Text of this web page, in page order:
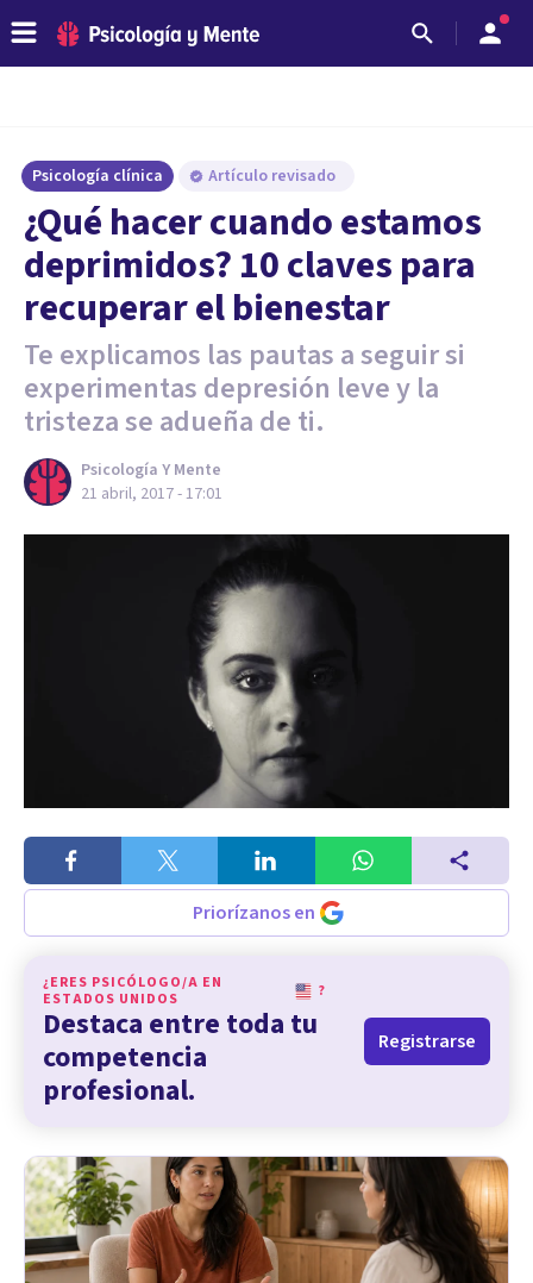
Psicología clínica Artículo revisado
¿Qué hacer cuando estamos
deprimidos? 10 claves para
recuperar el bienestar
Te explicamos las pautas a seguir si
experimentas depresión leve y la
tristeza se adueña de ti.
Psicología Y Mente
21 abril, 2017 - 17:01
Priorízanos en
¿ERES PSICÓLOGO/A EN
ESTADOS UNIDOS
?
Destaca entre toda tu
competencia
profesional.
Registrarse